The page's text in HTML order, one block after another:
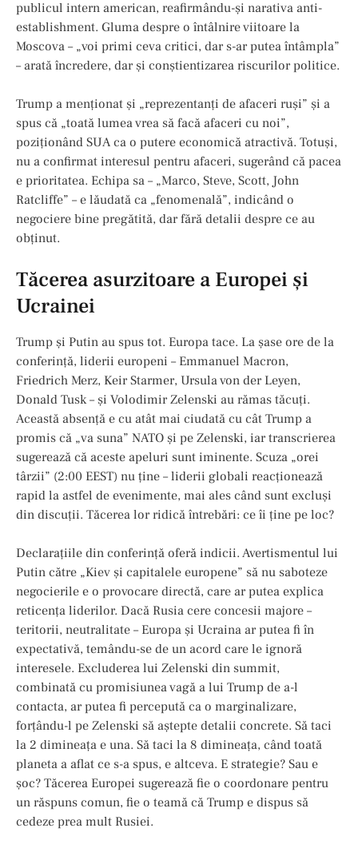
publicul intern american, reafirmându-și narativa anti-
establishment. Gluma despre o întâlnire viitoare la
Moscova – „voi primi ceva critici, dar s-ar putea întâmpla”
– arată încredere, dar și conștientizarea riscurilor politice.
Trump a menționat și „reprezentanți de afaceri ruși” și a
spus că „toată lumea vrea să facă afaceri cu noi”,
poziționând SUA ca o putere economică atractivă. Totuși,
nu a confirmat interesul pentru afaceri, sugerând că pacea
e prioritatea. Echipa sa – „Marco, Steve, Scott, John
Ratcliffe” – e lăudată ca „fenomenală”, indicând o
negociere bine pregătită, dar fără detalii despre ce au
obținut.
Tăcerea asurzitoare a Europei și
Ucrainei
Trump și Putin au spus tot. Europa tace. La șase ore de la
conferință, liderii europeni – Emmanuel Macron,
Friedrich Merz, Keir Starmer, Ursula von der Leyen,
Donald Tusk – și Volodimir Zelenski au rămas tăcuți.
Această absență e cu atât mai ciudată cu cât Trump a
promis că „va suna” NATO și pe Zelenski, iar transcrierea
sugerează că aceste apeluri sunt iminente. Scuza „orei
târzii” (2:00 EEST) nu ține – liderii globali reacționează
rapid la astfel de evenimente, mai ales când sunt excluși
din discuții. Tăcerea lor ridică întrebări: ce îi ține pe loc?
Declarațiile din conferință oferă indicii. Avertismentul lui
Putin către „Kiev și capitalele europene” să nu saboteze
negocierile e o provocare directă, care ar putea explica
reticența liderilor. Dacă Rusia cere concesii majore –
teritorii, neutralitate – Europa și Ucraina ar putea fi în
expectativă, temându-se de un acord care le ignoră
interesele. Excluderea lui Zelenski din summit,
combinată cu promisiunea vagă a lui Trump de a-l
contacta, ar putea fi percepută ca o marginalizare,
forțându-l pe Zelenski să aștepte detalii concrete. Să taci
la 2 dimineața e una. Să taci la 8 dimineața, când toată
planeta a aflat ce s-a spus, e altceva. E strategie? Sau e
șoc? Tăcerea Europei sugerează fie o coordonare pentru
un răspuns comun, fie o teamă că Trump e dispus să
cedeze prea mult Rusiei.